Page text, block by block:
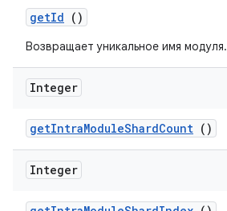
getId ()
Возвращает уникальное имя модуля.
Integer
getIntraModuleShardCount ()
Integer